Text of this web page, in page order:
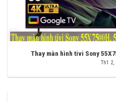
Thay màn hình tivi Sony
Th1 2,